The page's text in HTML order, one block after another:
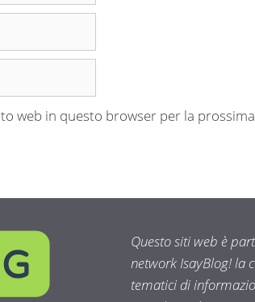
web in questo browser per la
Questo siti web è
network IsayBlog! la
tematici di